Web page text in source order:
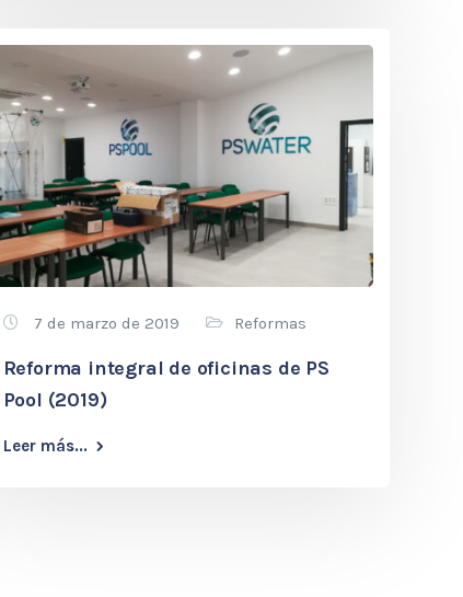
7 de marzo de 2019 Reformas
Reforma integral de oficinas de PS
Pool (2019)
Leer más...